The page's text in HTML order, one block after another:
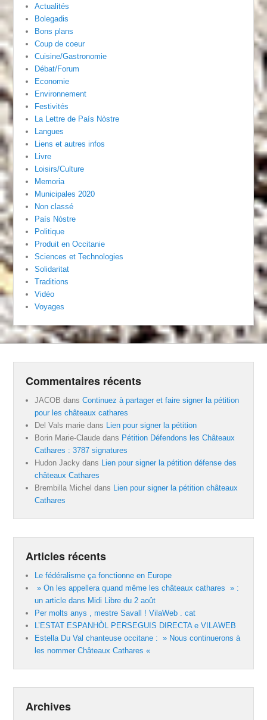
Actualités
Bolegadis
Bons plans
Coup de coeur
Cuisine/Gastronomie
Débat/Forum
Economie
Environnement
Festivités
La Lettre de País Nòstre
Langues
Liens et autres infos
Livre
Loisirs/Culture
Memoria
Municipales 2020
Non classé
País Nòstre
Politique
Produit en Occitanie
Sciences et Technologies
Solidaritat
Traditions
Vidéo
Voyages
Commentaires récents
JACOB dansContinuez à partager et faire signer la pétition
pour les châteaux cathares
Del Vals marie dans
Lien pour signer la pétition
Borin Marie-Claude dans Pétition Défendons les Châteaux
Cathares : 3787 signatures
Hudon Jacky dans
Lien pour signer la pétition défense des
châteaux Cathares
Brembilla Michel dans
Lien pour signer la pétition châteaux
Cathares
Articles récents
Le fédéralisme ça fonctionne en Europe
» On les appellera quand même les châteaux cathares » :
un article dans Midi Libre du 2 août
Per molts anys , mestre Savall ! VilaWeb . cat
L’ESTAT ESPANHÒL PERSEGUIS DIRECTA e VILAWEB
Estella Du Val chanteuse occitane : » Nous continuerons à
les nommer Châteaux Cathares «
Archives